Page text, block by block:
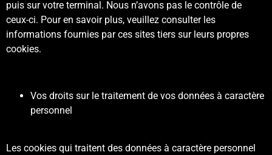
puis sur votre terminal. Nous n’avons pas le contrôle de
ceux-ci. Pour en savoir plus, veuillez consulter les
informations fournies par ces sites tiers sur leurs propres
cookies.
Vos droits sur le traitement de vos données à caractère
personnel
Les cookies qui traitent des données à caractère personnel